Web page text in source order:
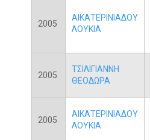
2005
ΑΙΚΑΤΕΡΙΝΙΑΔΟΥ
ΛΟΥΚΙΑ
2005
ΤΣΙΛΙΓΙΑΝΝΗ
ΘΕΟΔΩΡΑ
2005
ΑΙΚΑΤΕΡΙΝΙΑΔΟΥ
ΛΟΥΚΙΑ